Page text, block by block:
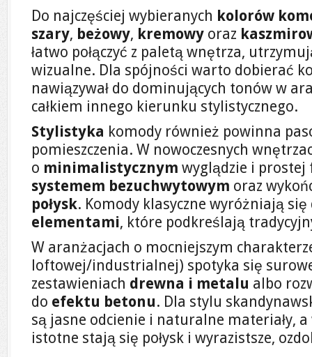
Do najczęściej wybieranych kolorów
szary, beżowy, kremowy oraz
łatwo połączyć z paletą wnętrza,
wizualne. Dla spójności warto dobierać
nawiązywał do dominujących tonów w
całkiem innego kierunku stylistycznego.
Stylistyka komody również powinna
pomieszczenia. W nowoczesnych
o minimalistycznym wyglądzie i prostej
systemem bezuchwytowym oraz
połysk. Komody klasyczne wyróżniają się
elementami, które podkreślają
W aranżacjach o mocniejszym
loftowej/industrialnej) spotyka się
zestawieniach drewna i metalu albo
do efektu betonu. Dla stylu
są jasne odcienie i naturalne materiały,
istotne stają się połysk i wyrazistsze,